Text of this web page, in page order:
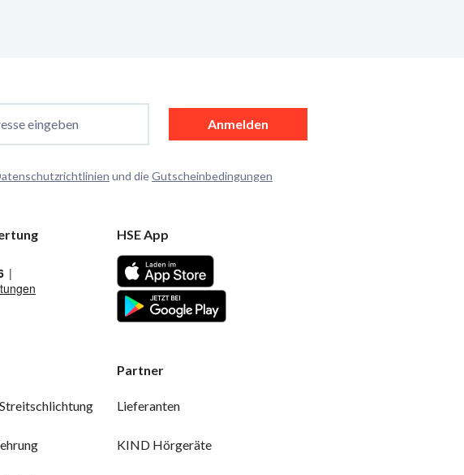
eingeben Anmelden
und dieGutscheinbedingungen
HSE App
Partner
Lieferanten
KIND Hörgeräte